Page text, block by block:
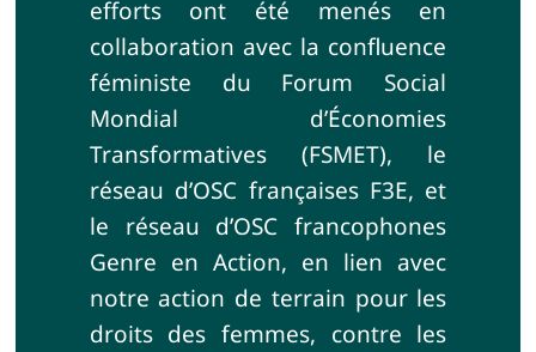
efforts ont été menés en
collaboration avec la confluence
féministe du Forum Social
Mondial d’Économies
Transformatives (FSMET), le
réseau d’OSC françaises F3E, et
le réseau d’OSC francophones
Genre en Action, en lien avec
notre action de terrain pour les
droits des femmes, contre les